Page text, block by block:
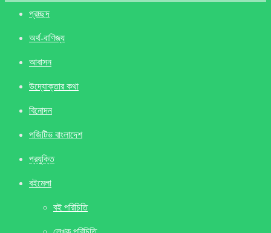
প্রচ্ছদ
অর্থ-বাণিজ্য
আবাসন
উদ্যোক্তার কথা
বিনোদন
পজিটিভ বাংলাদেশ
প্রযুক্তি
বইমেলা
বই পরিচিতি